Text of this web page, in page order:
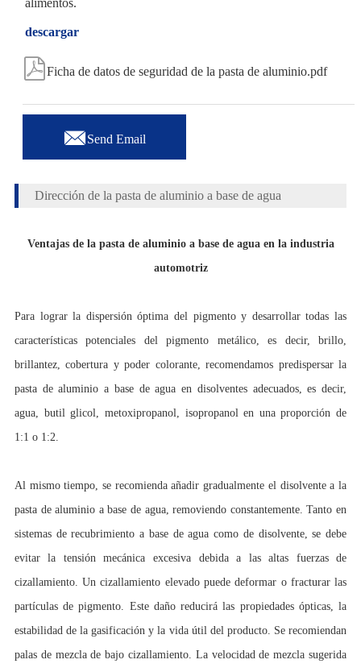
alimentos.
descargar
Ficha de datos de seguridad de la pasta de aluminio.pdf
Send Email
Dirección de la pasta de aluminio a base de agua
Ventajas de la pasta de aluminio a base de agua en la industria
automotriz
Para lograr la dispersión óptima del pigmento y desarrollar todas las
características potenciales del pigmento metálico, es decir, brillo,
brillantez, cobertura y poder colorante, recomendamos predispersar la
pasta de aluminio a base de agua en disolventes adecuados, es decir,
agua, butil glicol, metoxipropanol, isopropanol en una proporción de
1:1 o 1:2.
Al mismo tiempo, se recomienda añadir gradualmente el disolvente a la
pasta de aluminio a base de agua, removiendo constantemente. Tanto en
sistemas de recubrimiento a base de agua como de disolvente, se debe
evitar la tensión mecánica excesiva debida a las altas fuerzas de
cizallamiento. Un cizallamiento elevado puede deformar o fracturar las
partículas de pigmento. Este daño reducirá las propiedades ópticas, la
estabilidad de la gasificación y la vida útil del producto. Se recomiendan
palas de mezcla de bajo cizallamiento. La velocidad de mezcla sugerida